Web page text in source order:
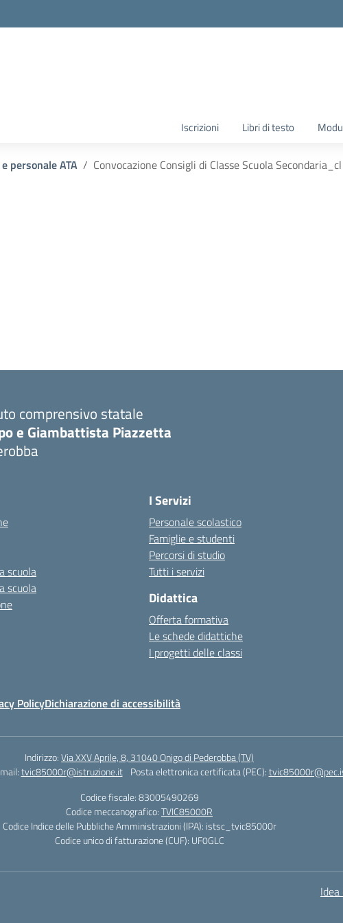
Iscrizioni Libri di testo
personale ATA Convocazione Consigli di Classe Scuola
comprensivo statale
e Giambattista Piazzetta
scuola
scuola
I Servizi
Personale scolastico
Famiglie e studenti
Percorsi di studio
Tutti i servizi
Didattica
Offerta formativa
Le schede didattiche
I progetti delle classi
PolicyDichiarazione di accessibilità
Indirizzo:Via XXV Aprile, 8, 31040 Onigo di Pederobba (TV)
tvic85000r@istruzione.it Posta elettronica certificata (PEC):
Codice fiscale: 83005490269
Codice meccanografico:TVIC85000R
Codice Indice delle Pubbliche Amministrazioni (IPA): istsc_tvic85000r
Codice unico di fatturazione (CUF): UF0GLC